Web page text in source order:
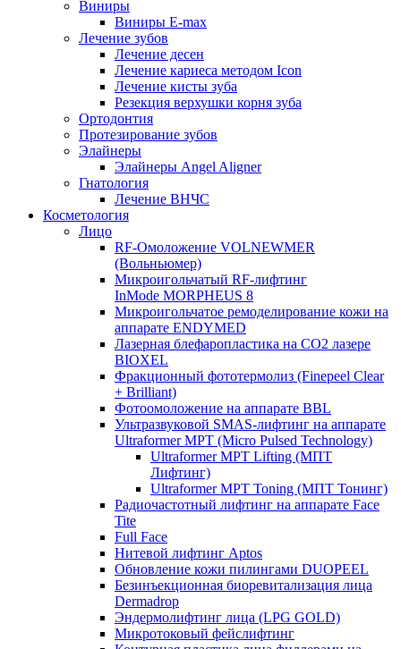
Виниры
Виниры E-max
Лечение зубов
Лечение десен
Лечение кариеса методом Icon
Лечение кисты зуба
Резекция верхушки корня зуба
Ортодонтия
Протезирование зубов
Элайнеры
Элайнеры Angel Aligner
Гнатология
Лечение ВНЧС
Косметология
Лицо
RF-Омоложение VOLNEWMER
(Вольньюмер)
Микроигольчатый RF-лифтинг
InMode MORPHEUS 8
Микроигольчатое ремоделирование кожи на
аппарате ENDYMED
Лазерная блефаропластика на CO2 лазере
BIOXEL
Фракционный фототермолиз (Finepeel Clear
+ Brilliant)
Фотоомоложение на аппарате BBL
Ультразвуковой SMAS-лифтинг на аппарате
Ultraformer MPT (Micro Pulsed Technology)
Ultraformer MPT Lifting (МПТ
Лифтинг)
Ultraformer MPT Toning (МПТ Тонинг)
Радиочастотный лифтинг на аппарате Face
Tite
Full Face
Нитевой лифтинг Aptos
Обновление кожи пилингами DUOPEEL
Безинъекционная биоревитализация лица
Dermadrop
Эндермолифтинг лица (LPG GOLD)
Микротоковый фейслифтинг